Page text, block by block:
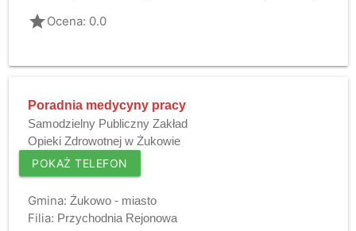
gradeOcena: 0.0
Poradnia medycyny pracy
Samodzielny Publiczny Zakład
Opieki Zdrowotnej w Żukowie
POKAŻ TELEFON
Gmina: Żukowo - miasto
Filia: Przychodnia Rejonowa